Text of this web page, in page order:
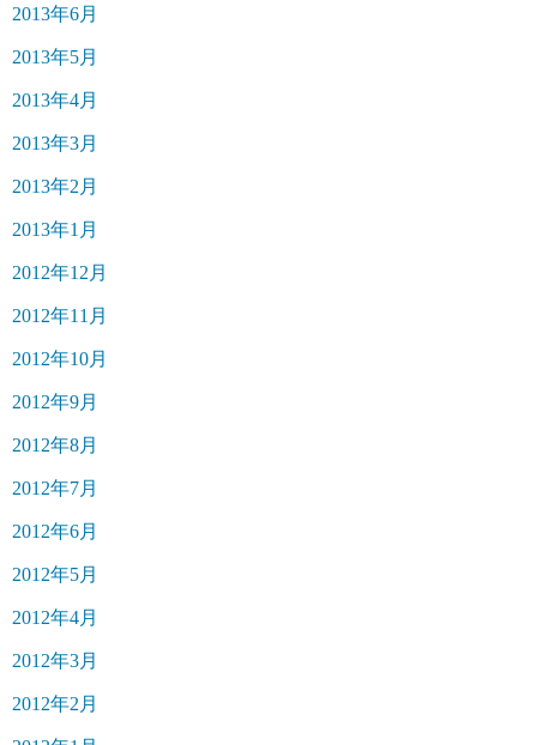
2013年6月
2013年5月
2013年4月
2013年3月
2013年2月
2013年1月
2012年12月
2012年11月
2012年10月
2012年9月
2012年8月
2012年7月
2012年6月
2012年5月
2012年4月
2012年3月
2012年2月